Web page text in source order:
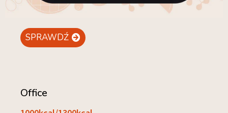
SPRAWDŹ
Office